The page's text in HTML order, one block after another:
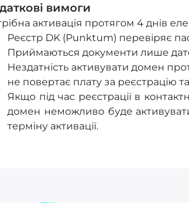
вимоги
активація протягом 4 днів
Реєстр DK (Punktum) перевіряє
Приймаються документи лише
Нездатність активувати домен
не повертає плату за реєстрацію
Якщо під час реєстрації в
домен неможливо буде
терміну активації.